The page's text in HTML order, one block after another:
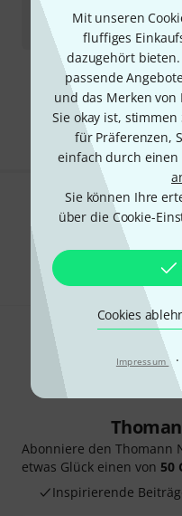
Mit unseren
fluffiges
dazugehört
passende
und das Merken
Sie okay ist,
für Präferenzen,
einfach durch einen
Sie können Ihre
über die Cookie-
Cookies
Impressum ·
Sofort
21,99€
Alle
Gefällt
Teilen
Abonniere den Thomann
etwas Glück einen von 50
Inspirierende